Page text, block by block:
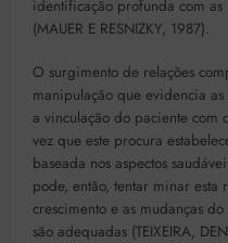
identificação profunda com
(MAUER E RESNIZKY, 1987).
O surgimento de relações
manipulação que evidencia
a vinculação do paciente com
vez que este procura
baseada nos aspectos
pode, então, tentar minar esta
crescimento e as mudanças
são adequadas (TEIXEIRA,